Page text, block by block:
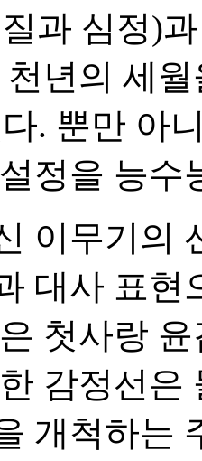
과 심정)
년의 세
. 뿐만 아
정을 능수
이무기의
대사 표현
첫사랑
감정선은
개척하는